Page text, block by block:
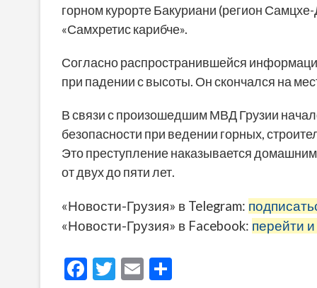
горном курорте Бакуриани (регион
«Самхретис карибче».
Согласно распространившейся
при падении с высоты. Он скончался на
В связи с произошедшим МВД Грузии
безопасности при ведении горных,
Это преступление наказывается
от двух до пяти лет.
«Новости-Грузия» в Telegram:
«Новости-Грузия» в Facebook: перейти и
F
T
E